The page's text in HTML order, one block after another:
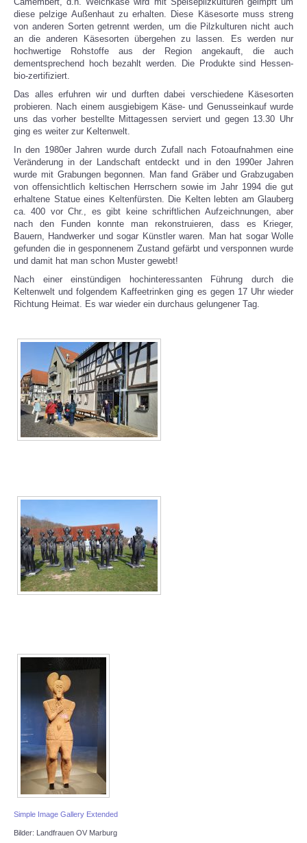
diese pelzige Außenhaut zu erhalten. Diese Käsesorte muss streng
von anderen Sorten getrennt werden, um die Pilzkulturen nicht auch
an die anderen Käsesorten übergehen zu lassen. Es werden nur
hochwertige Rohstoffe aus der Region angekauft, die auch
dementsprechend hoch bezahlt werden. Die Produkte sind Hessen-
bio-zertifiziert.
Das alles erfuhren wir und durften dabei verschiedene Käsesorten
probieren. Nach einem ausgiebigem Käse- und Genusseinkauf wurde
uns das vorher bestellte Mittagessen serviert und gegen 13.30 Uhr
ging es weiter zur Keltenwelt.
In den 1980er Jahren wurde durch Zufall nach Fotoaufnahmen eine
Veränderung in der Landschaft entdeckt und in den 1990er Jahren
wurde mit Grabungen begonnen. Man fand Gräber und Grabzugaben
von offensichtlich keltischen Herrschern sowie im Jahr 1994 die gut
erhaltene Statue eines Keltenfürsten. Die Kelten lebten am Glauberg
ca. 400 vor Chr., es gibt keine schriftlichen Aufzeichnungen, aber
nach den Funden konnte man rekonstruieren, dass es Krieger,
Bauern, Handwerker und sogar Künstler waren. Man hat sogar Wolle
gefunden die in gesponnenem Zustand gefärbt und versponnen wurde
und damit hat man schon Muster gewebt!
Nach einer einstündigen hochinteressanten Führung durch die
Keltenwelt und folgendem Kaffeetrinken ging es gegen 17 Uhr wieder
Richtung Heimat. Es war wieder ein durchaus gelungener Tag.
Simple Image Gallery Extended
Bilder: Landfrauen OV Marburg